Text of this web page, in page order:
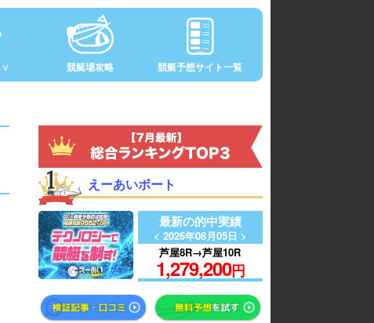
競艇場攻略 競艇予想サイト一覧
えーあいボート
最新の的中実績
< 2026年08月05日 >
芦屋8R→芦屋10R
1,279,200円